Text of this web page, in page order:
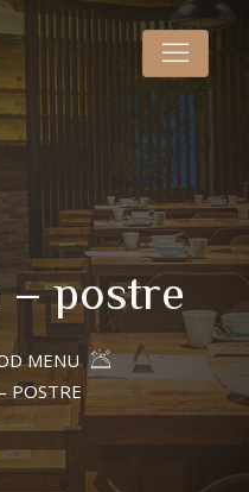
– postre
MENU
POSTRE